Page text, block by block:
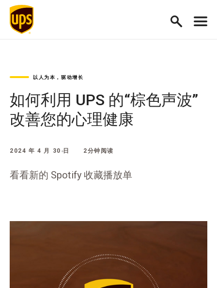
以人为本，驱动增长
如何利用 UPS 的“棕色声波”
改善您的心理健康
2024 年 4 月 30 日 2分钟阅读
看看新的 Spotify 收藏播放单